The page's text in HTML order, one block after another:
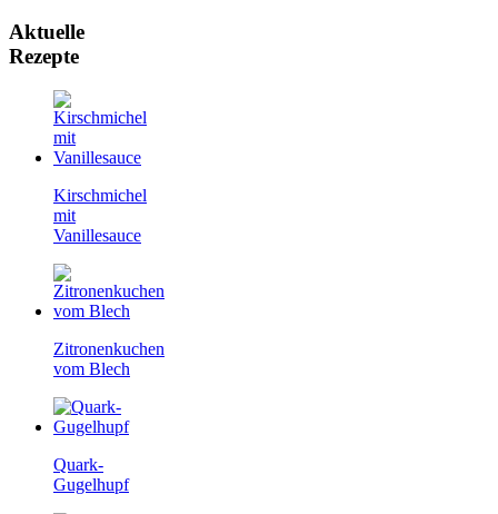
Aktuelle
Rezepte
Kirschmichel
mit
Vanillesauce
Zitronenkuchen
vom Blech
Quark-
Gugelhupf